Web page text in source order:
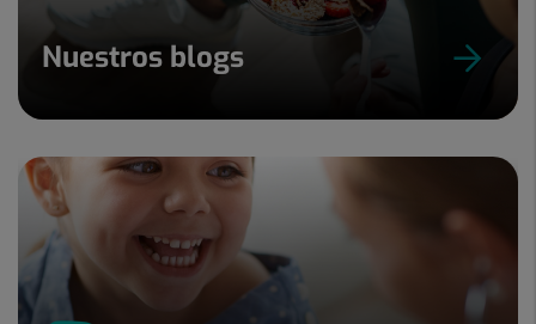
Nuestros blogs